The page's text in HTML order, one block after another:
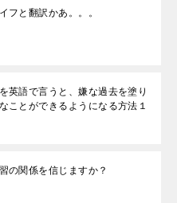
フと翻訳かあ。。。
英語で言うと、嫌な過去を塗り
ことができるようになる方法１
の関係を信じますか？